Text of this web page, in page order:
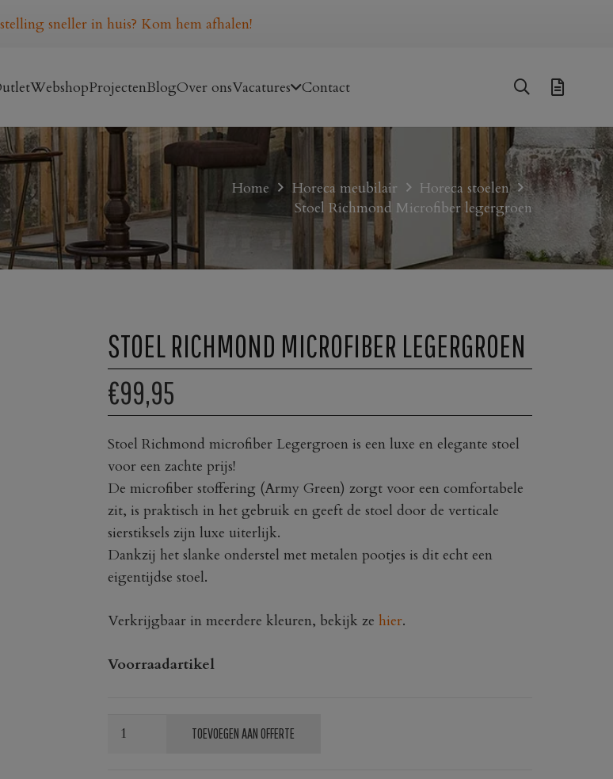
sneller in huis? Kom hem afhalen!
WebshopProjectenBlogOver onsVacatures Contact
Home Horeca meubilair
Horeca stoelen
Stoel Richmond Microfiber legergroen
STOEL RICHMOND MICROFIBER LEGERGROEN
€99,95
Stoel Richmond microfiber Legergroen is een luxe en elegante stoel
voor een zachte prijs!
De microfiber stoffering (Army Green) zorgt voor een comfortabele
zit, is praktisch in het gebruik en geeft de stoel door de verticale
sierstiksels zijn luxe uiterlijk.
Dankzij het slanke onderstel met metalen pootjes is dit echt een
eigentijdse stoel.
Verkrijgbaar in meerdere kleuren, bekijk zehier.
Voorraadartikel
Stoel
TOEVOEGEN AAN OFFERTE